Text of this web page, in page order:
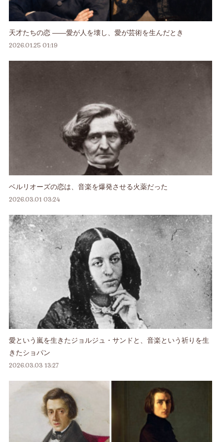
天才たちの恋 ――愛が人を壊し、愛が芸術を生んだとき
2026.01.25 01:19
ベルリオーズの恋は、音楽を爆発させる火薬だった
2026.03.01 03:24
愛という嵐を生きたジョルジュ・サンドと、音楽という祈りを生
きたショパン
2026.03.03 13:27